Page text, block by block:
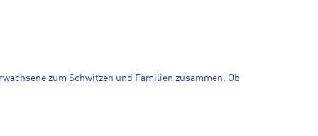
zum Schwitzen und Familien zusammen. Ob